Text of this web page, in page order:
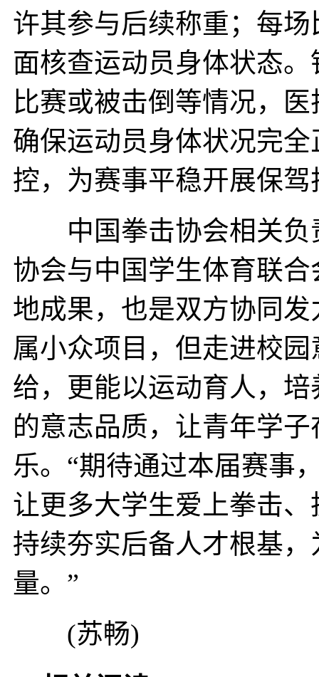
许其参与后续称重；每
面核查运动员身体状态
比赛或被击倒等情况，
确保运动员身体状况完
控，为赛事平稳开展保驾
中国拳击协会相关负
协会与中国学生体育联
地成果，也是双方协同
属小众项目，但走进校
给，更能以运动育人，
的意志品质，让青年学
乐。“期待通过本届赛事
让更多大学生爱上拳击
持续夯实后备人才根基
量。”
(苏畅)